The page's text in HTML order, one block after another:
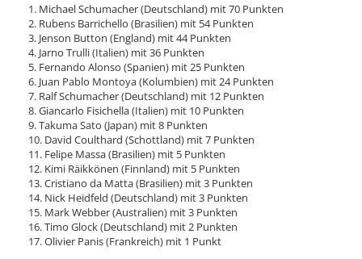
1. Michael Schumacher (Deutschland) mit 70 Punkten
2. Rubens Barrichello (Brasilien) mit 54 Punkten
3. Jenson Button (England) mit 44 Punkten
4. Jarno Trulli (Italien) mit 36 Punkten
5. Fernando Alonso (Spanien) mit 25 Punkten
6. Juan Pablo Montoya (Kolumbien) mit 24 Punkten
7. Ralf Schumacher (Deutschland) mit 12 Punkten
8. Giancarlo Fisichella (Italien) mit 10 Punkten
9. Takuma Sato (Japan) mit 8 Punkten
10. David Coulthard (Schottland) mit 7 Punkten
11. Felipe Massa (Brasilien) mit 5 Punkten
12. Kimi Räikkönen (Finnland) mit 5 Punkten
13. Cristiano da Matta (Brasilien) mit 3 Punkten
14. Nick Heidfeld (Deutschland) mit 3 Punkten
15. Mark Webber (Australien) mit 3 Punkten
16. Timo Glock (Deutschland) mit 2 Punkten
17. Olivier Panis (Frankreich) mit 1 Punkt